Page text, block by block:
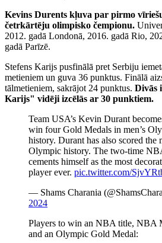
Kevins Durents kļuva par pirmo
četrkārtēju olimpisko čempionu.
2012. gadā Londonā, 2016. gadā Rio,
gadā Parīzē.
Stefens Karijs pusfinālā pret Serbiju
metieniem un guva 36 punktus. Finālā
tālmetieniem, sakrājot 24 punktus. Divās
Karijs" vidēji izcēlās ar 30 punktiem.
Team USA’s Kevin Durant
win four Gold Medals in men’s
history. Durant has also scored the
Olympic history. The two-time
cements himself as the most
player ever. pic.twitter.com/
— Shams Charania
2024
Players to win an NBA title, NBA
and an Olympic Gold Medal: